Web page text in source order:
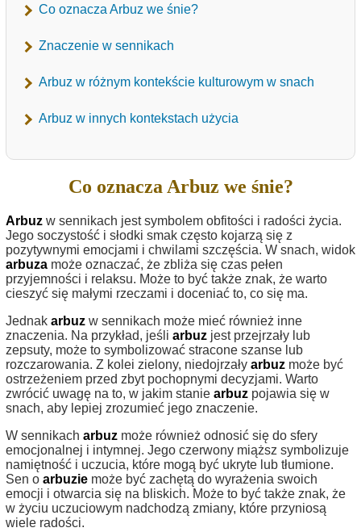
Co oznacza Arbuz we śnie?
Znaczenie w sennikach
Arbuz w różnym kontekście kulturowym w snach
Arbuz w innych kontekstach użycia
Co oznacza Arbuz we śnie?
Arbuz w sennikach jest symbolem obfitości i radości życia.
Jego soczystość i słodki smak często kojarzą się z
pozytywnymi emocjami i chwilami szczęścia. W snach, widok
arbuza może oznaczać, że zbliża się czas pełen
przyjemności i relaksu. Może to być także znak, że warto
cieszyć się małymi rzeczami i doceniać to, co się ma.
Jednak arbuz w sennikach może mieć również inne
znaczenia. Na przykład, jeśli arbuz jest przejrzały lub
zepsuty, może to symbolizować stracone szanse lub
rozczarowania. Z kolei zielony, niedojrzały arbuz może być
ostrzeżeniem przed zbyt pochopnymi decyzjami. Warto
zwrócić uwagę na to, w jakim stanie arbuz pojawia się w
snach, aby lepiej zrozumieć jego znaczenie.
W sennikach arbuz może również odnosić się do sfery
emocjonalnej i intymnej. Jego czerwony miąższ symbolizuje
namiętność i uczucia, które mogą być ukryte lub tłumione.
Sen o arbuzie może być zachętą do wyrażenia swoich
emocji i otwarcia się na bliskich. Może to być także znak, że
w życiu uczuciowym nadchodzą zmiany, które przyniosą
wiele radości.